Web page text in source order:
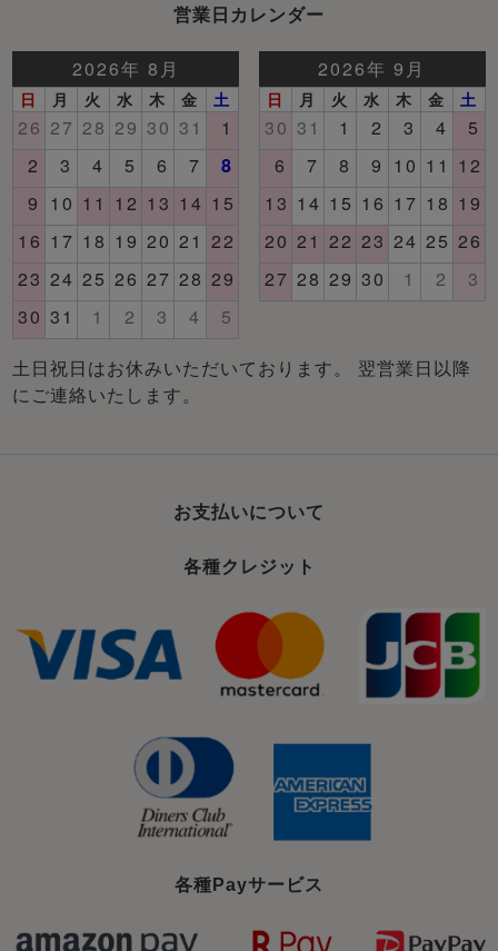
営業日カレンダー
土日祝日はお休みいただいております。 翌営業日以降
にご連絡いたします。
お支払いについて
各種クレジット
各種Payサービス